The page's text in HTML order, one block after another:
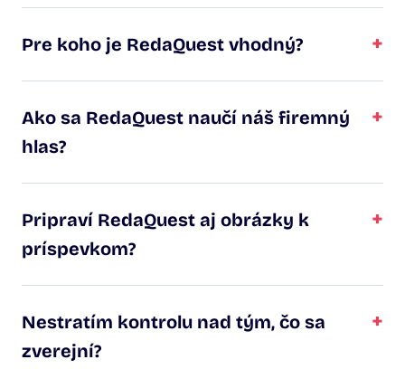
Pre koho je RedaQuest vhodný? +
Ako sa RedaQuest naučí náš firemný
hlas?
+
Pripraví RedaQuest aj obrázky k
príspevkom?
+
Nestratím kontrolu nad tým, čo sa
zverejní?
+